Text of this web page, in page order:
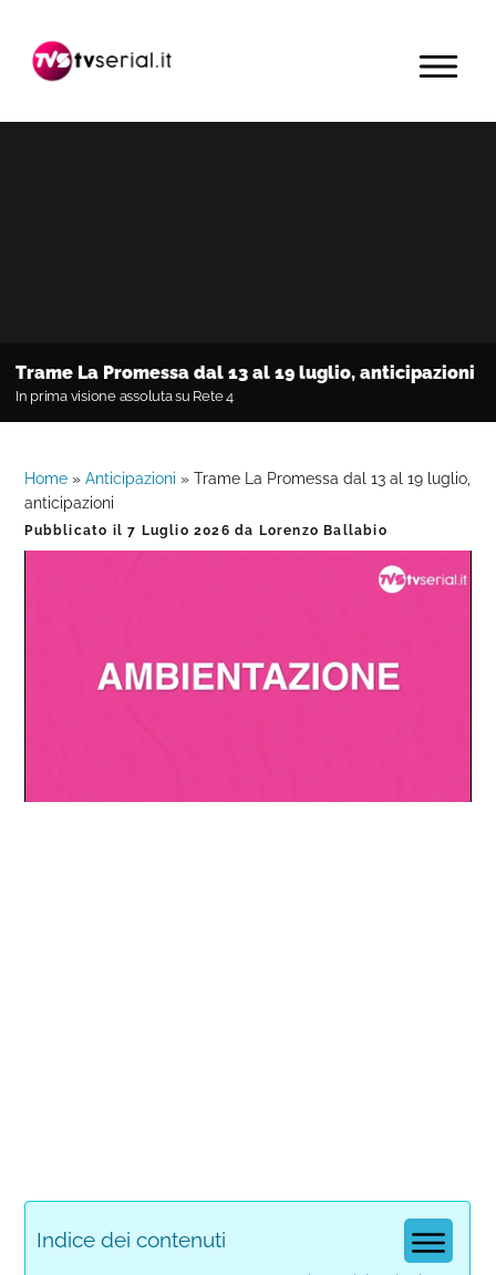
navigazione
contenuto
barra
primaria
MENU
Trame La Promessa dal 13 al 19 luglio, anticipazioni
In prima visione assoluta su Rete 4
Home »Anticipazioni »Trame La Promessa dal 13 al 19 luglio,
anticipazioni
Pubblicato il7 Luglio 2026 da Lorenzo Ballabio
0%
0%
Indice dei contenuti